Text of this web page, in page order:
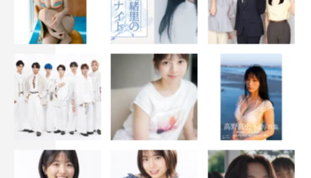
オカダ・カズチカ 上白石萌歌
新日本プロレス 棚橋弘至 濱田岳
田口隆祐 真壁刀義 西島秀俊